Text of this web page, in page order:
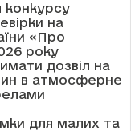
на
«Про
року
дозвіл на
в атмосферне
для малих та